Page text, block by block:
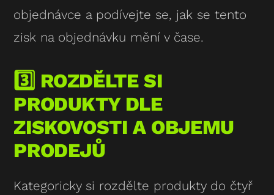
objednávce a podívejte se, jak se tento
zisk na objednávku mění v čase.
3️⃣ ROZDĚLTE SI
PRODUKTY DLE
ZISKOVOSTI A OBJEMU
PRODEJŮ
Kategoricky si rozdělte produkty do čtyř